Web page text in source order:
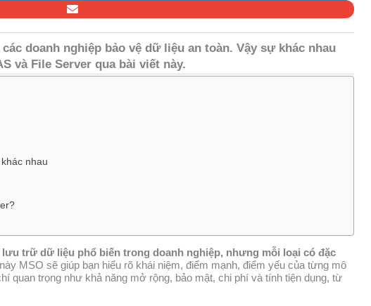
doanh nghiệp bảo vệ dữ liệu an toàn. Vậy sự khác nhau
và File Server qua bài viết này.
nhau
trữ dữ liệu phổ biến trong doanh nghiệp, nhưng mỗi loại có đặc
MSO sẽ giúp bạn hiểu rõ khái niệm, điểm mạnh, điểm yếu của từng mô
quan trọng như khả năng mở rộng, bảo mật, chi phí và tính tiện dụng, từ